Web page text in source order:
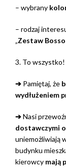
– wybrany
– rodzaj
„Zestaw
3. To wszystko!
➔ Pamiętaj, że
wydłużeniem
➔Nasi
dostawczymi
uniemożliwiają
budynku
kierowcy mają